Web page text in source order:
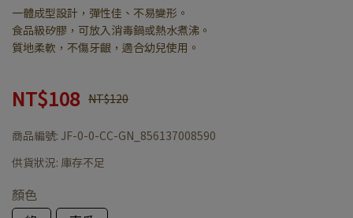
一體成型設計，彈性佳、不易變形。
食品級矽膠，可放入消毒鍋或熱水煮沸。
質地柔軟，不傷牙齦，適合幼兒使用。
NT$108 NT$120
商品編號: JF-0-0-CC-GN_856137008590
供貨狀況: 庫存不足
顏色